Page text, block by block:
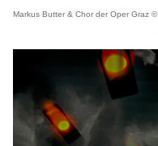
Markus Butter & Chor der Oper Graz